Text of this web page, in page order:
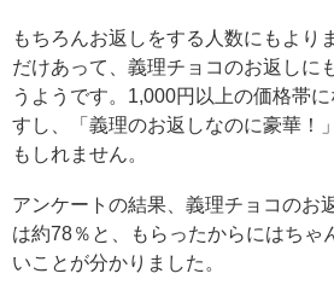
もちろんお返しをする人数にもより
だけあって、義理チョコのお返しに
うようです。1,000円以上の価格帯
すし、「義理のお返しなのに豪華！
もしれません。
アンケートの結果、義理チョコのお
は約78％と、もらったからにはちゃ
いことが分かりました。